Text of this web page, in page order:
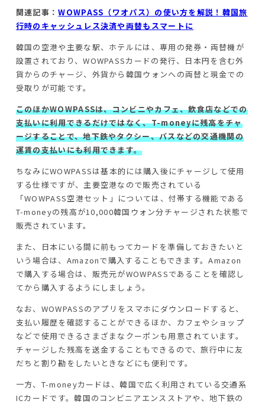
関連記事：WOWPASS（ワオパス）の使い方を解説！韓国旅
行時のキャッシュレス決済や両替もスマートに
韓国の空港や主要な駅、ホテルには、専用の発券・両替機が
設置されており、WOWPASSカードの発行、日本円を含む外
貨からのチャージ、外貨から韓国ウォンへの両替と現金での
受取りが可能です。
このほかWOWPASSは、コンビニやカフェ、飲食店などでの
支払いに利用できるだけではなく、T-moneyに残高をチャ
ージすることで、地下鉄やタクシー、バスなどの交通機関の
運賃の支払いにも利用できます。
ちなみにWOWPASSは基本的には購入後にチャージして使用
する仕様ですが、主要空港なので販売されている
「WOWPASS空港セット」については、付帯する機能である
T-moneyの残高が10,000韓国ウォン分チャージされた状態で
販売されています。
また、日本にいる間に前もってカードを準備しておきたいと
いう場合は、Amazonで購入することもできます。Amazon
で購入する場合は、販売元がWOWPASSであることを確認し
てから購入するようにしましょう。
なお、WOWPASSのアプリをスマホにダウンロードすると、
支払い履歴を確認することができるほか、カフェやショップ
などで使用できるさまざまなクーポンも用意されています。
チャージした残高を送金することもできるので、旅行中に友
だちと割り勘をしたいときなどにも便利です。
一方、T-moneyカードは、韓国で広く利用されている交通系
ICカードです。韓国のコンビニアエンスストアや、地下鉄の